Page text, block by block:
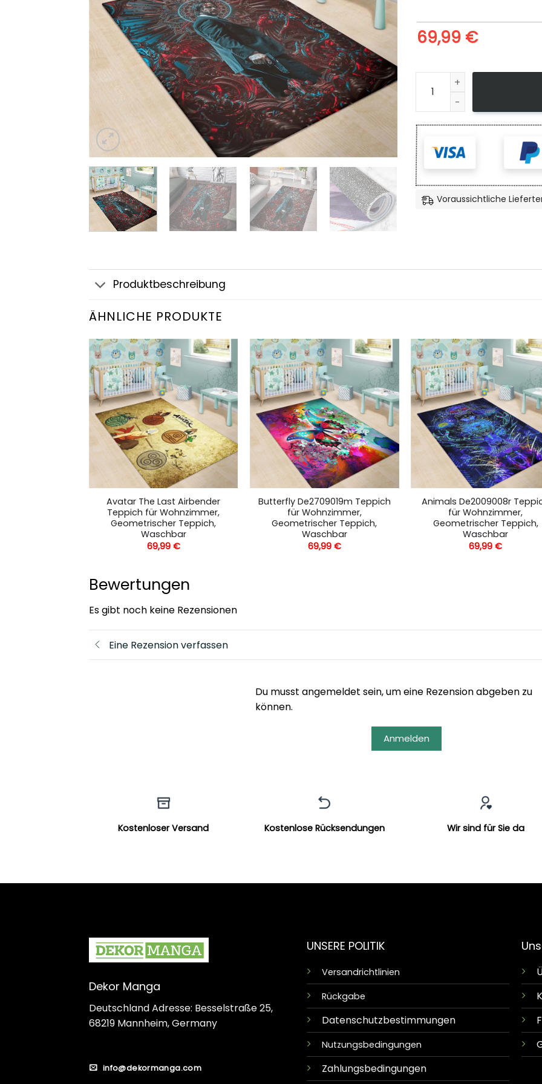
69,99 €
John Wick Teppich für
Voraussichtliche
Produktbeschreibung
ÄHNLICHE PRODUKTE
Avatar The Last Airbender
Teppich für Wohnzimmer,
Geometrischer Teppich,
Waschbar
69,99 €
Butterfly De2709019m Teppich
für Wohnzimmer,
Geometrischer Teppich,
Waschbar
69,99 €
Animals De2009008r
für Wohnzimmer,
Geometrischer Teppich,
Waschbar
69,99€
Bewertungen
Es gibt noch keine Rezensionen
Eine Rezension verfassen
Du musst angemeldet sein, um eine Rezension abgeben zu
können.
Anmelden
Kostenloser Versand Kostenlose Rücksendungen Wir sind für Sie da
Dekor Manga
Deutschland Adresse: Besselstraße 25,
68219 Mannheim, Germany
info@dekormanga.com
UNSERE POLITIK
Versandrichtlinien
Rückgabe
Datenschutzbestimmungen
Nutzungsbedingungen
Zahlungsbedingungen